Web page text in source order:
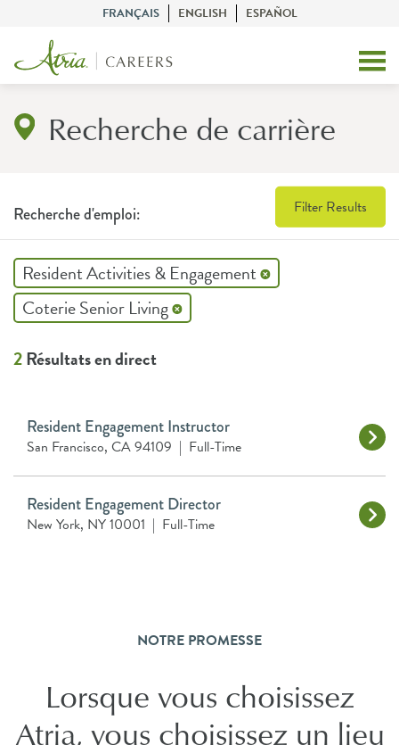
FRANÇAIS ENGLISH ESPAÑOL
Recherche de carrière
Recherche d'emploi: Filter Results
Resident Activities & Engagement
Coterie Senior Living
2Résultats en direct
Resident Engagement Instructor
San Francisco, CA 94109 | Full-Time
Resident Engagement Director
New York, NY 10001 | Full-Time
NOTRE PROMESSE
Lorsque vous choisissez
Atria, vous choisissez un lieu